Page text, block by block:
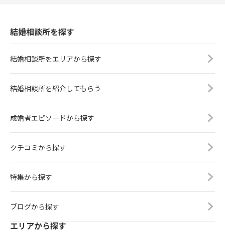
結婚相談所を探す
結婚相談所をエリアから探す
結婚相談所を紹介してもらう
成婚者エピソードから探す
クチコミから探す
特集から探す
ブログから探す
エリアから探す